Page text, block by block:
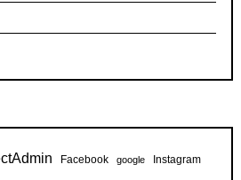
Facebook google Instagram